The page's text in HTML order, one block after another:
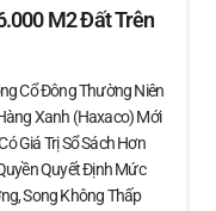
M2 Đất Trên
Cổ Đông Thường Niên
Xanh (Haxaco) Mới
Giá Trị Sổ Sách Hơn
Quyết Định Mức
Song Không Thấp